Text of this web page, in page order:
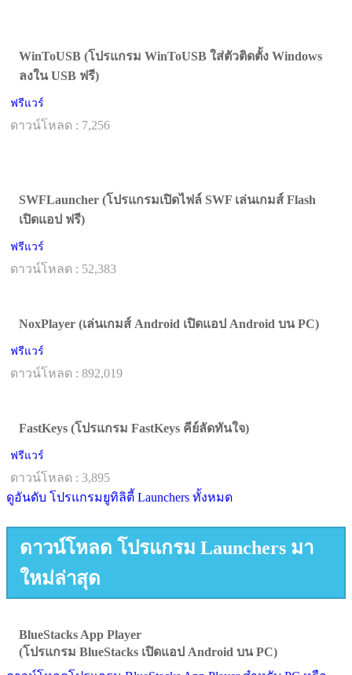
WinToUSB (โปรแกรม WinToUSB ใส่ตัวติดตั้ง Windows
ลงใน USB ฟรี)
ฟรีแวร์
ดาวน์โหลด : 7,256
SWFLauncher (โปรแกรมเปิดไฟล์ SWF เล่นเกมส์ Flash
เปิดแอป ฟรี)
ฟรีแวร์
ดาวน์โหลด : 52,383
NoxPlayer (เล่นเกมส์ Android เปิดแอป Android บน PC)
ฟรีแวร์
ดาวน์โหลด : 892,019
FastKeys (โปรแกรม FastKeys คีย์ลัดทันใจ)
ฟรีแวร์
ดาวน์โหลด : 3,895
ดูอันดับ โปรแกรมยูทิลิตี้ Launchers ทั้งหมด
ดาวน์โหลด โปรแกรม Launchers มา
ใหม่ล่าสุด
BlueStacks App Player
(โปรแกรม BlueStacks เปิดแอป Android บน PC)